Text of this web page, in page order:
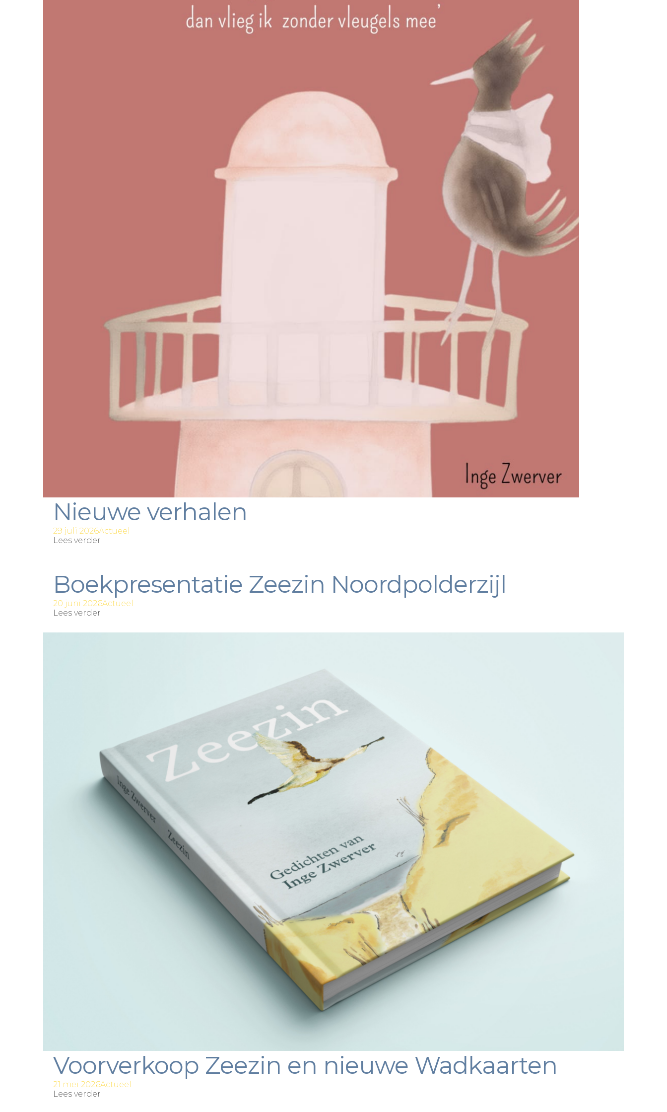
Nieuwe verhalen
29 juli 2026Actueel
Lees verder
Boekpresentatie Zeezin Noordpolderzijl
20 juni 2026Actueel
Lees verder
Voorverkoop Zeezin en nieuwe Wadkaarten
21 mei 2026Actueel
Lees verder